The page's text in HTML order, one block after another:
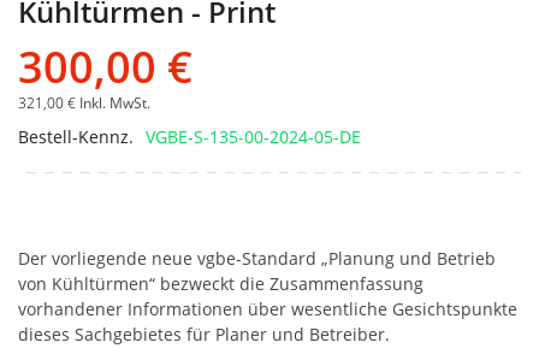
Kühltürmen - Print
300,00 €
321,00 € Inkl. MwSt.
Bestell-Kennz. VGBE-S-135-00-2024-05-DE
Der vorliegende neue vgbe-Standard „Planung und Betrieb
von Kühltürmen“ bezweckt die Zusammenfassung
vorhandener Informationen über wesentliche Gesichtspunkte
dieses Sachgebietes für Planer und Betreiber.